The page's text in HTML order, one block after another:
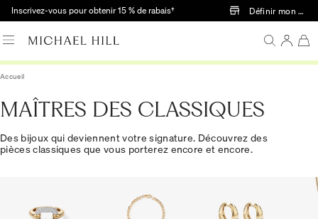
Passer au contenu principal
Inscrivez-vous pour obtenir 15 % de rabais† Définir mon
Accueil
MAÎTRES DES CLASSIQUES
Des bijoux qui deviennent votre signature. Découvrez des
pièces classiques que vous porterez encore et encore.